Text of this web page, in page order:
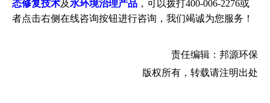
态修复技术及水环境治理产品 ，可以拨打400-006-2276或
者点击右侧在线咨询按钮进行咨询，我们竭诚为您服务！
责任编辑：邦源环保
版权所有，转载请注明出处